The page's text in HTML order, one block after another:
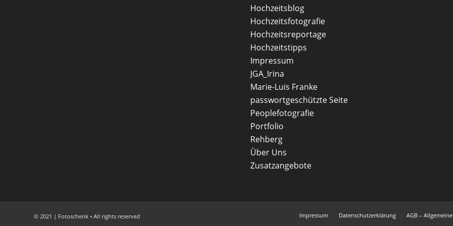
Hochzeitsblog
Hochzeitsfotografie
Hochzeitsreportage
Hochzeitstipps
Impressum
JGA_Irina
Marie-Luis Franke
passwortgeschützte Seite
Peoplefotografie
Portfolio
Rehberg
Über Uns
Zusatzangebote
© 2021 | Fotoschenk • All rights reserved Impressum Datenschutzerklärung AGB –